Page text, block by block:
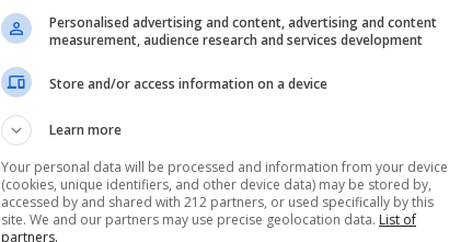
Personalised advertising and content, advertising and content
measurement, audience research and services development
Store and/or access information on a device
Learn more
Your personal data will be processed and information from your device
(cookies, unique identifiers, and other device data) may be stored by,
accessed by and shared with 212 partners, or used specifically by this
site. We and our partners may use precise geolocation data. List of
partners.